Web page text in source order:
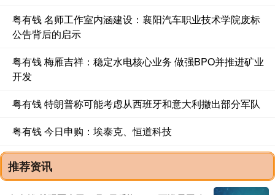
粤有钱 名师工作室内涵建设：襄阳汽车职业技术学院废标
公告背后的启示
粤有钱 梅雁吉祥：稳定水电核心业务 做强BPO并推进矿业
开发
粤有钱 特朗普称可能考虑从西班牙和意大利撤出部分军队
粤有钱 今日申购：埃泰克、恒道科技
推荐资讯